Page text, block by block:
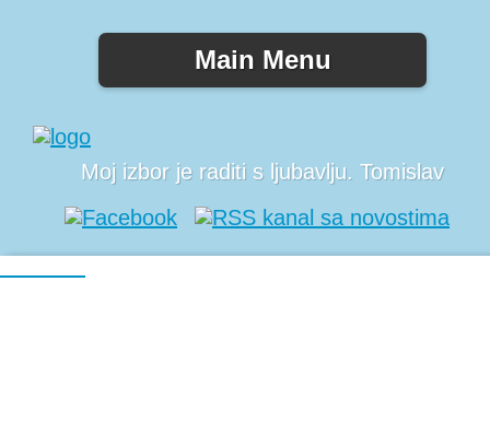
Main Menu
Moj izbor je raditi s ljubavlju. Tomislav